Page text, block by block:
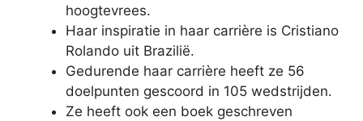
hoogtevrees.
Haar inspiratie in haar carrière is Cristiano
Rolando uit Brazilië.
Gedurende haar carrière heeft ze 56
doelpunten gescoord in 105 wedstrijden.
Ze heeft ook een boek geschreven